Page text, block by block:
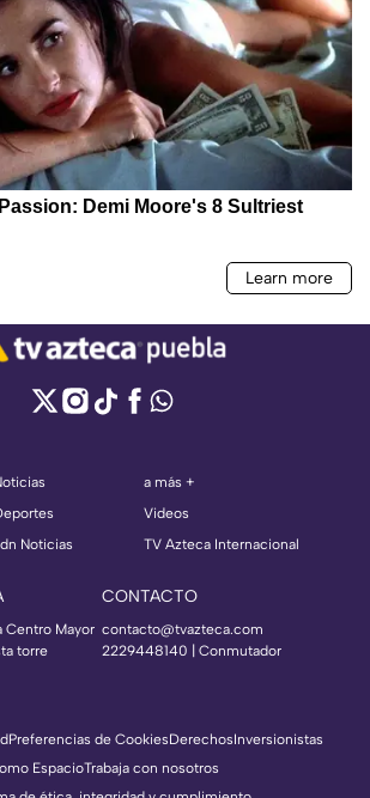
Noticias
a más +
Videos
TV Azteca Internacional
Centro Mayor
torre
CONTACTO
contacto@tvazteca.com
2229448140 | Conmutador
Preferencias de CookiesDerechosInversionistas
EspacioTrabaja con nosotros